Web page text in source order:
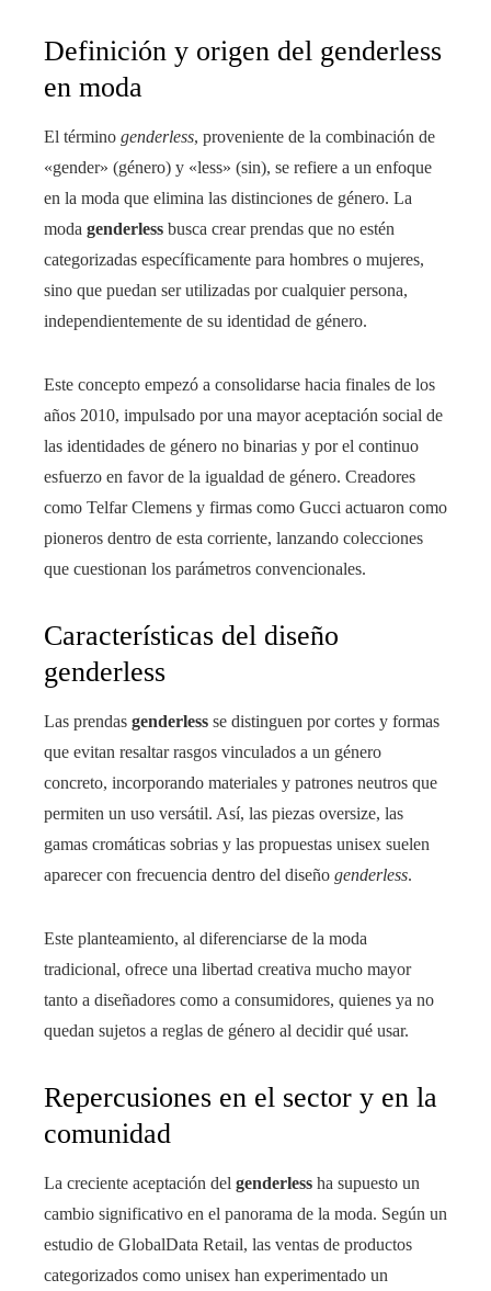
Definición y origen del genderless
en moda
El término genderless, proveniente de la combinación de
«gender» (género) y «less» (sin), se refiere a un enfoque
en la moda que elimina las distinciones de género. La
moda genderless busca crear prendas que no estén
categorizadas específicamente para hombres o mujeres,
sino que puedan ser utilizadas por cualquier persona,
independientemente de su identidad de género.
Este concepto empezó a consolidarse hacia finales de los
años 2010, impulsado por una mayor aceptación social de
las identidades de género no binarias y por el continuo
esfuerzo en favor de la igualdad de género. Creadores
como Telfar Clemens y firmas como Gucci actuaron como
pioneros dentro de esta corriente, lanzando colecciones
que cuestionan los parámetros convencionales.
Características del diseño
genderless
Las prendas genderless se distinguen por cortes y formas
que evitan resaltar rasgos vinculados a un género
concreto, incorporando materiales y patrones neutros que
permiten un uso versátil. Así, las piezas oversize, las
gamas cromáticas sobrias y las propuestas unisex suelen
aparecer con frecuencia dentro del diseño genderless.
Este planteamiento, al diferenciarse de la moda
tradicional, ofrece una libertad creativa mucho mayor
tanto a diseñadores como a consumidores, quienes ya no
quedan sujetos a reglas de género al decidir qué usar.
Repercusiones en el sector y en la
comunidad
La creciente aceptación del genderless ha supuesto un
cambio significativo en el panorama de la moda. Según un
estudio de GlobalData Retail, las ventas de productos
categorizados como unisex han experimentado un